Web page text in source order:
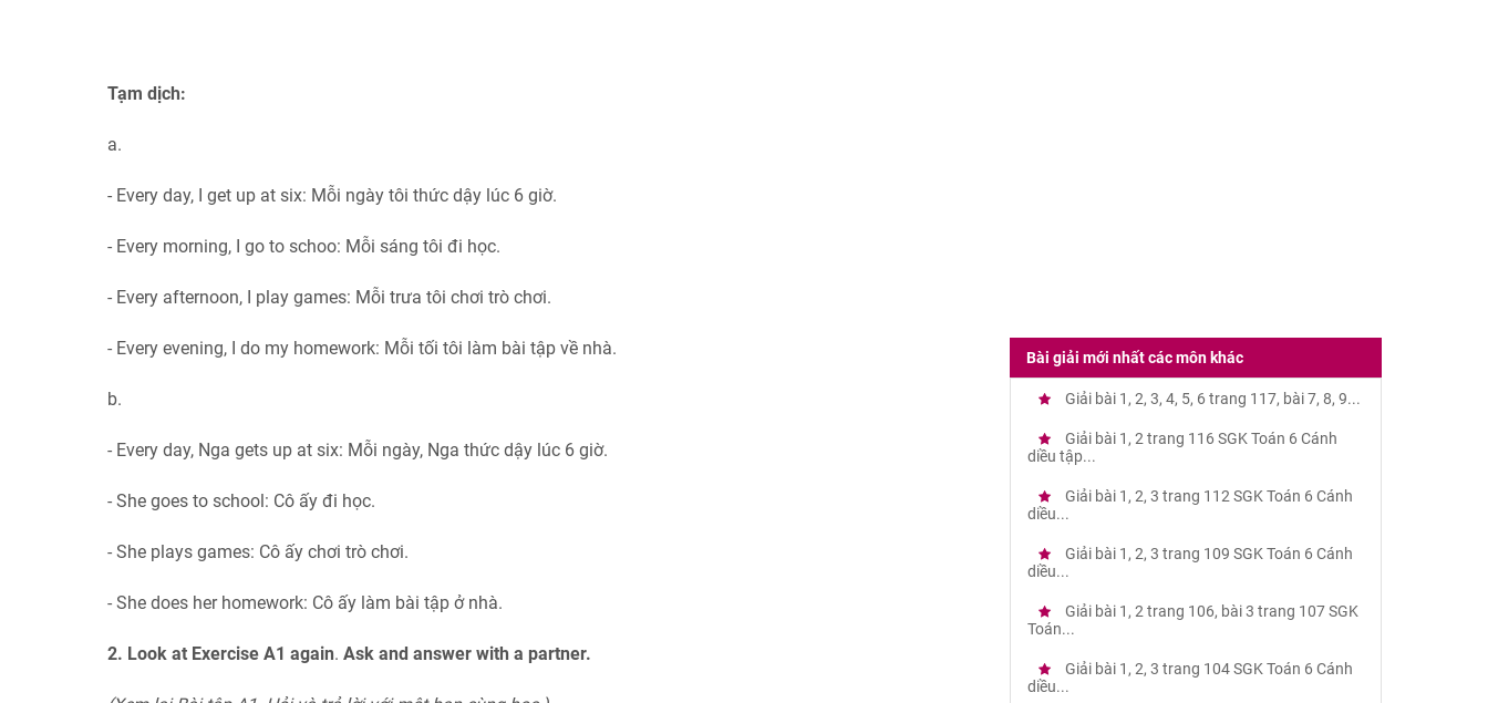
Tạm dịch:
a.
- Every day, I get up at six: Mỗi ngày tôi thức dậy lúc 6 giờ.
- Every morning, I go to schoo: Mỗi sáng tôi đi học.
- Every afternoon, I play games: Mỗi trưa tôi chơi trò chơi.
- Every evening, I do my homework: Mỗi tối tôi làm bài tập về nhà.
b.
- Every day, Nga gets up at six: Mỗi ngày, Nga thức dậy lúc 6 giờ.
- She goes to school: Cô ấy đi học.
- She plays games: Cô ấy chơi trò chơi.
- She does her homework: Cô ấy làm bài tập ở nhà.
2. Look at Exercise A1 again. Ask and answer with a partner.
Bài giải mới nhất các môn khác
Giải bài 1, 2, 3, 4, 5, 6 trang 117, bài 7, 8, 9...
Giải bài 1, 2 trang 116 SGK Toán 6 Cánh
diều tập...
Giải bài 1, 2, 3 trang 112 SGK Toán 6 Cánh
diều...
Giải bài 1, 2, 3 trang 109 SGK Toán 6 Cánh
diều...
Giải bài 1, 2 trang 106, bài 3 trang 107 SGK
Toán...
Giải bài 1, 2, 3 trang 104 SGK Toán 6 Cánh
diều...